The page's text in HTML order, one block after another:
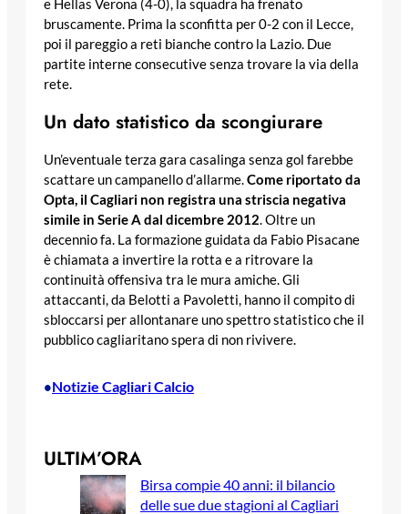
e Hellas Verona (4-0), la squadra ha frenato
bruscamente. Prima la sconfitta per 0-2 con il Lecce,
poi il pareggio a reti bianche contro la Lazio. Due
partite interne consecutive senza trovare la via della
rete.
Un dato statistico da scongiurare
Un’eventuale terza gara casalinga senza gol farebbe
scattare un campanello d’allarme.Come riportato da
Opta, il Cagliari non registra una striscia negativa
simile in Serie A dal dicembre 2012. Oltre un
decennio fa. La formazione guidata da Fabio Pisacane
è chiamata a invertire la rotta e a ritrovare la
continuità offensiva tra le mura amiche. Gli
attaccanti, da Belotti a Pavoletti, hanno il compito di
sbloccarsi per allontanare uno spettro statistico che il
pubblico cagliaritano spera di non rivivere.
•Notizie Cagliari Calcio
ULTIM’ORA
Birsa compie 40 anni: il bilancio
delle sue due stagioni al Cagliari